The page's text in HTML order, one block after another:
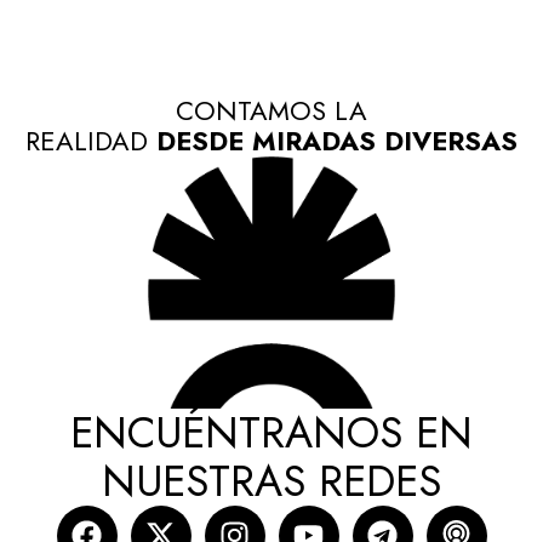
CONTAMOS LA
REALIDAD DESDE MIRADAS DIVERSAS
ENCUÉNTRANOS EN
NUESTRAS REDES